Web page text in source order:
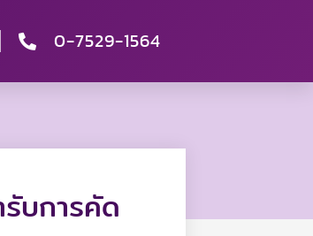
0-7529-1564
บการคัด